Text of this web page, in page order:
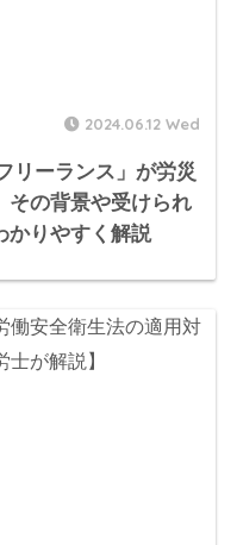
2024.06.12 Wed
リーランス」が労災
その背景や受けられ
かりやすく解説